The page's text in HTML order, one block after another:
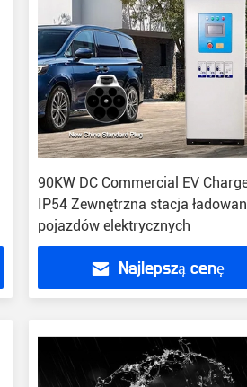
90KW DC Commercial EV
IP54 Zewnętrzna stacja
pojazdów elektrycznych
Najlepszą cenę